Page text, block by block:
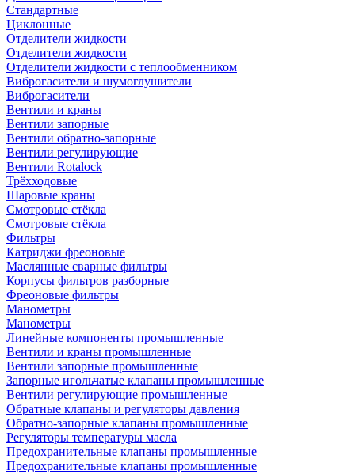
Стандартные
Циклонные
Отделители жидкости
Отделители жидкости
Отделители жидкости с теплообменником
Виброгасители и шумоглушители
Виброгасители
Вентили и краны
Вентили запорные
Вентили обратно-запорные
Вентили регулирующие
Вентили Rotalock
Трёхходовые
Шаровые краны
Смотровые стёкла
Смотровые стёкла
Фильтры
Катриджи фреоновые
Маслянные сварные фильтры
Корпусы фильтров разборные
Фреоновые фильтры
Манометры
Манометры
Линейные компоненты промышленные
Вентили и краны промышленные
Вентили запорные промышленные
Запорные игольчатые клапаны промышленные
Вентили регулирующие промышленные
Обратные клапаны и регуляторы давления
Обратно-запорные клапаны промышленные
Регуляторы температуры масла
Предохранительные клапаны промышленные
Предохранительные клапаны промышленные